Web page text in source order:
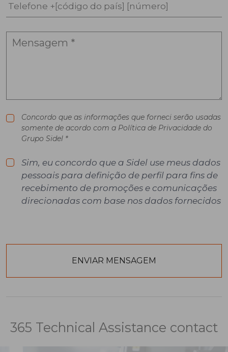
Telefone +[código do país] [número]
Concordo que as informações que forneci serão usadas
somente de acordo com a Política de Privacidade do
Grupo Sidel *
Sim, eu concordo que a Sidel use meus dados
pessoais para definição de perfil para fins de
recebimento de promoções e comunicações
direcionadas com base nos dados fornecidos
365 Technical Assistance contact